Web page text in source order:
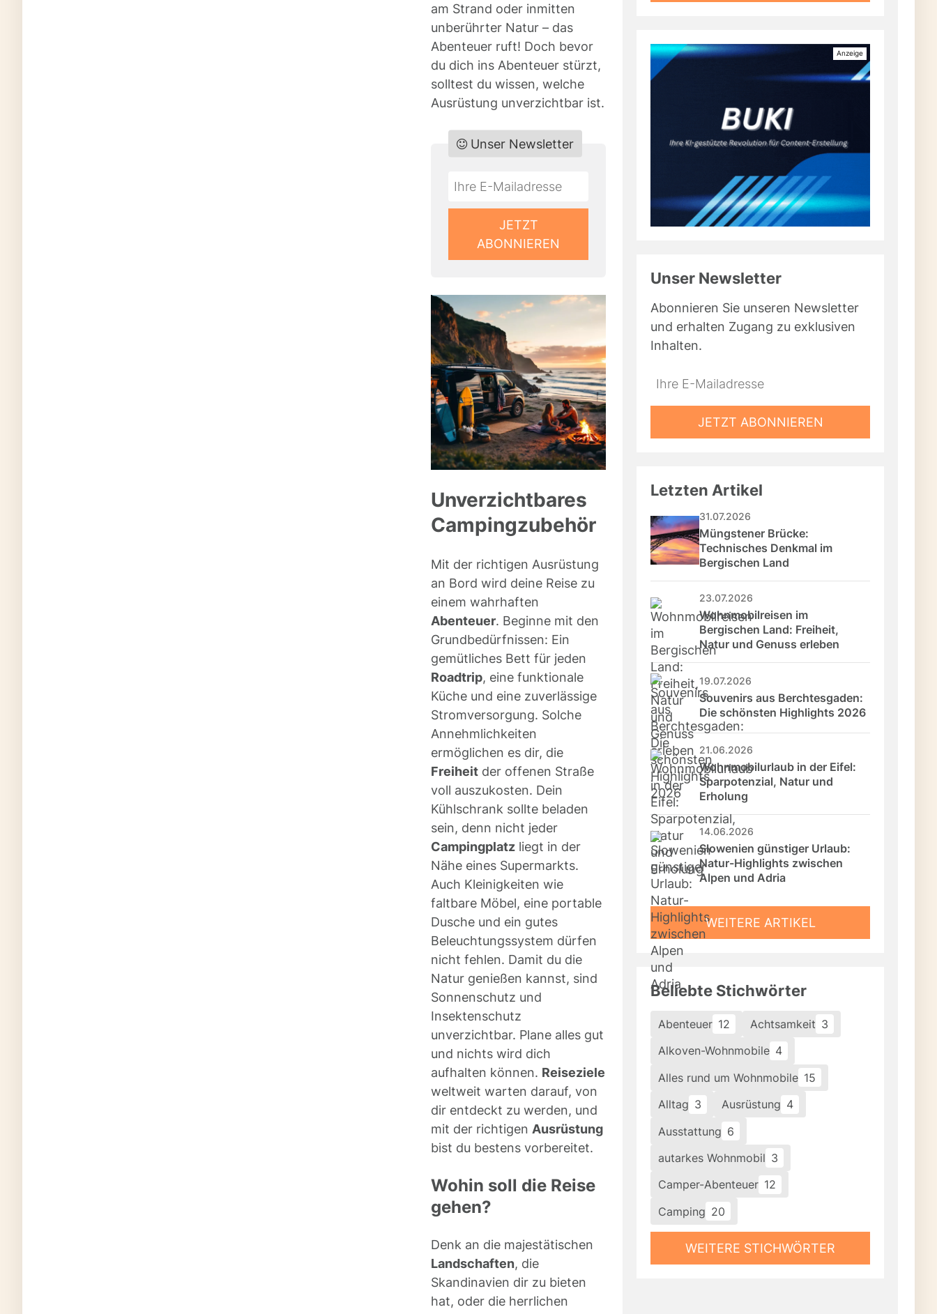
am Strand oder inmitten
unberührter Natur – das
Abenteuer ruft! Doch bevor
du dich ins Abenteuer stürzt,
solltest du wissen, welche
Ausrüstung unverzichtbar ist.
Do
Unser Newsletter
*Ihre
Mailadresse:
JETZT
ABONNIEREN
Unverzichtbares
Campingzubehör
Mit der richtigen Ausrüstung
an Bord wird deine Reise zu
einem wahrhaften
Abenteuer. Beginne mit den
Grundbedürfnissen: Ein
gemütliches Bett für jeden
Roadtrip, eine funktionale
Küche und eine zuverlässige
Stromversorgung. Solche
Annehmlichkeiten
ermöglichen es dir, die
Freiheit der offenen Straße
voll auszukosten. Dein
Kühlschrank sollte beladen
sein, denn nicht jeder
Campingplatz liegt in der
Nähe eines Supermarkts.
Auch Kleinigkeiten wie
faltbare Möbel, eine portable
Dusche und ein gutes
Beleuchtungssystem dürfen
nicht fehlen. Damit du die
Natur genießen kannst, sind
Sonnenschutz und
Insektenschutz
unverzichtbar. Plane alles gut
und nichts wird dich
aufhalten können. Reiseziele
weltweit warten darauf, von
dir entdeckt zu werden, und
mit der richtigen Ausrüstung
bist du bestens vorbereitet.
Wohin soll die Reise
gehen?
Denk an die majestätischen
Landschaften, die
Skandinavien dir zu bieten
hat, oder die herrlichen
Unser Newsletter
Abonnieren Sie unseren Newsletter
und erhalten Zugang zu exklusiven
Inhalten.
Do
*Ihre
Mailadresse:JETZT ABONNIEREN
Letzten Artikel
31.07.2026
Müngstener Brücke:
Technisches Denkmal im
Bergischen Land
23.07.2026
Wohnmobilreisen im
Bergischen Land: Freiheit,
Natur und Genuss erleben
19.07.2026
Souvenirs aus Berchtesgaden:
Die schönsten Highlights 2026
21.06.2026
Wohnmobilurlaub in der Eifel:
Sparpotenzial, Natur und
Erholung
14.06.2026
Slowenien günstiger Urlaub:
Natur-Highlights zwischen
Alpen und Adria
WEITERE ARTIKEL
Beliebte Stichwörter
Abenteuer 12 Achtsamkeit 3
Alkoven-Wohnmobile 4
Alles rund um Wohnmobile 15
Alltag 3 Ausrüstung 4
Ausstattung 6
autarkes Wohnmobil 3
Camper-Abenteuer 12
Camping 20
WEITERE STICHWÖRTER